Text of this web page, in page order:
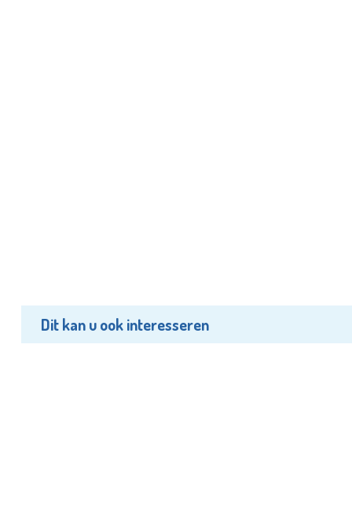
Dit kan u ook interesseren